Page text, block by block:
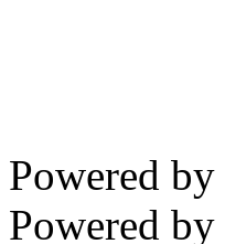
Powered by
Powered by